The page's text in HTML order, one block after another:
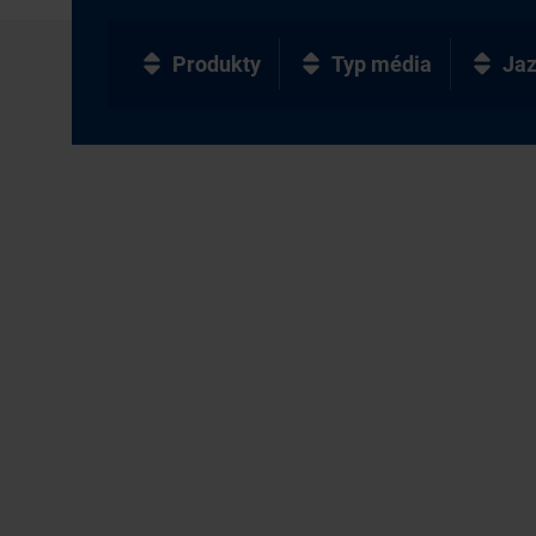
Produkty Typ média